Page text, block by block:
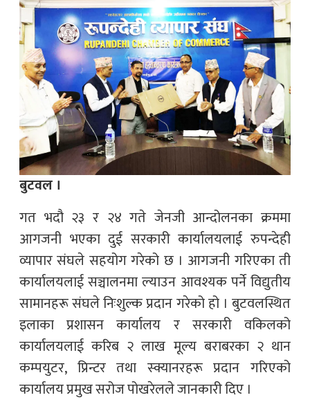
बुटवल ।
गत भदौ २३ र २४ गते जेनजी आन्दोलनका क्रममा
आगजनी भएका दुई सरकारी कार्यालयलाई रुपन्देही
व्यापार संघले सहयोग गरेको छ । आगजनी गरिएका ती
कार्यालयलाई सञ्चालनमा ल्याउन आवश्यक पर्ने विद्युतीय
सामानहरू संघले निःशुल्क प्रदान गरेको हो । बुटवलस्थित
इलाका प्रशासन कार्यालय र सरकारी वकिलको
कार्यालयलाई करिब २ लाख मूल्य बराबरका २ थान
कम्पयुटर, प्रिन्टर तथा स्क्यानरहरू प्रदान गरिएको
कार्यालय प्रमुख सरोज पोखरेलले जानकारी दिए ।